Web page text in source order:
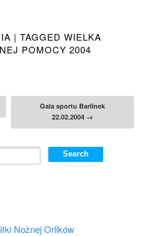
| TAGGED WIELKA
POMOCY 2004
Gala sportu Barlinek
22.02.2004 →
Nożnej Orlików